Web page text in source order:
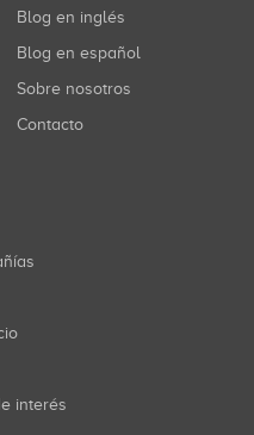
Blog en inglés
Blog en español
Sobre nosotros
Contacto
interés